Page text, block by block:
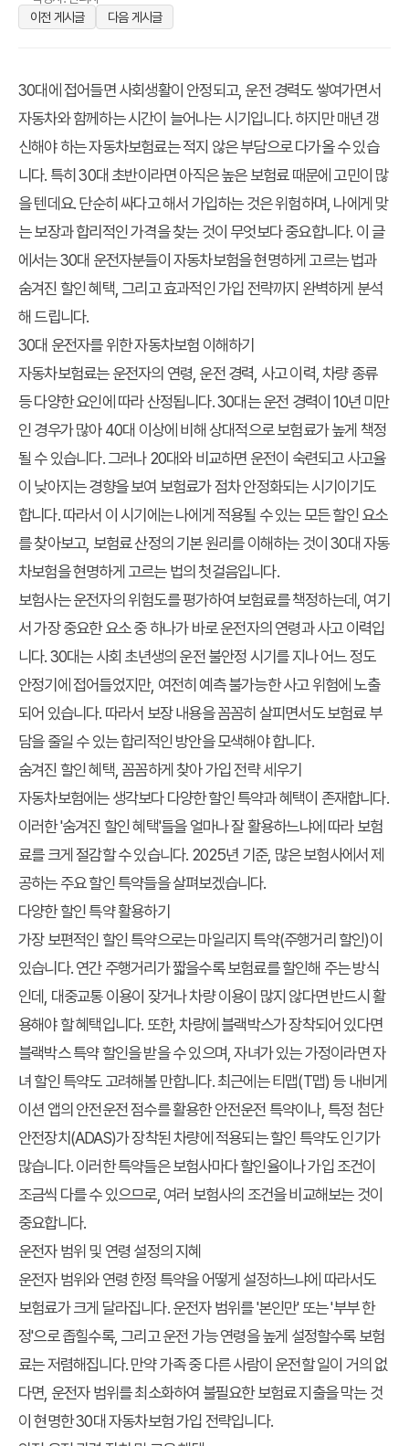
이전 게시글
다음 게시글
30대에 접어들면 사회생활이 안정되고, 운전 경력도 쌓여가면서
자동차와 함께하는 시간이 늘어나는 시기입니다. 하지만 매년 갱
신해야 하는 자동차보험료는 적지 않은 부담으로 다가올 수 있습
니다. 특히 30대 초반이라면 아직은 높은 보험료 때문에 고민이 많
을 텐데요. 단순히 싸다고 해서 가입하는 것은 위험하며, 나에게 맞
는 보장과 합리적인 가격을 찾는 것이 무엇보다 중요합니다. 이 글
에서는 30대 운전자분들이 자동차보험을 현명하게 고르는 법과
숨겨진 할인 혜택, 그리고 효과적인 가입 전략까지 완벽하게 분석
해 드립니다.
30대 운전자를 위한 자동차보험 이해하기
자동차보험료는 운전자의 연령, 운전 경력, 사고 이력, 차량 종류
등 다양한 요인에 따라 산정됩니다. 30대는 운전 경력이 10년 미만
인 경우가 많아 40대 이상에 비해 상대적으로 보험료가 높게 책정
될 수 있습니다. 그러나 20대와 비교하면 운전이 숙련되고 사고율
이 낮아지는 경향을 보여 보험료가 점차 안정화되는 시기이기도
합니다. 따라서 이 시기에는 나에게 적용될 수 있는 모든 할인 요소
를 찾아보고, 보험료 산정의 기본 원리를 이해하는 것이 30대 자동
차보험을 현명하게 고르는 법의 첫걸음입니다.
보험사는 운전자의 위험도를 평가하여 보험료를 책정하는데, 여기
서 가장 중요한 요소 중 하나가 바로 운전자의 연령과 사고 이력입
니다. 30대는 사회 초년생의 운전 불안정 시기를 지나 어느 정도
안정기에 접어들었지만, 여전히 예측 불가능한 사고 위험에 노출
되어 있습니다. 따라서 보장 내용을 꼼꼼히 살피면서도 보험료 부
담을 줄일 수 있는 합리적인 방안을 모색해야 합니다.
숨겨진 할인 혜택, 꼼꼼하게 찾아 가입 전략 세우기
자동차보험에는 생각보다 다양한 할인 특약과 혜택이 존재합니다.
이러한 '숨겨진 할인 혜택'들을 얼마나 잘 활용하느냐에 따라 보험
료를 크게 절감할 수 있습니다. 2025년 기준, 많은 보험사에서 제
공하는 주요 할인 특약들을 살펴보겠습니다.
다양한 할인 특약 활용하기
가장 보편적인 할인 특약으로는 마일리지 특약(주행거리 할인)이
있습니다. 연간 주행거리가 짧을수록 보험료를 할인해 주는 방식
인데, 대중교통 이용이 잦거나 차량 이용이 많지 않다면 반드시 활
용해야 할 혜택입니다. 또한, 차량에 블랙박스가 장착되어 있다면
블랙박스 특약 할인을 받을 수 있으며, 자녀가 있는 가정이라면 자
녀 할인 특약도 고려해볼 만합니다. 최근에는 티맵(T맵) 등 내비게
이션 앱의 안전운전 점수를 활용한 안전운전 특약이나, 특정 첨단
안전장치(ADAS)가 장착된 차량에 적용되는 할인 특약도 인기가
많습니다. 이러한 특약들은 보험사마다 할인율이나 가입 조건이
조금씩 다를 수 있으므로, 여러 보험사의 조건을 비교해보는 것이
중요합니다.
운전자 범위 및 연령 설정의 지혜
운전자 범위와 연령 한정 특약을 어떻게 설정하느냐에 따라서도
보험료가 크게 달라집니다. 운전자 범위를 '본인만' 또는 '부부 한
정'으로 좁힐수록, 그리고 운전 가능 연령을 높게 설정할수록 보험
료는 저렴해집니다. 만약 가족 중 다른 사람이 운전할 일이 거의 없
다면, 운전자 범위를 최소화하여 불필요한 보험료 지출을 막는 것
이 현명한 30대 자동차보험 가입 전략입니다.